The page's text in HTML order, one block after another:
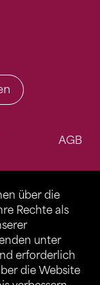
über die
Rechte als
unter
erforderlich
die Website
AGB